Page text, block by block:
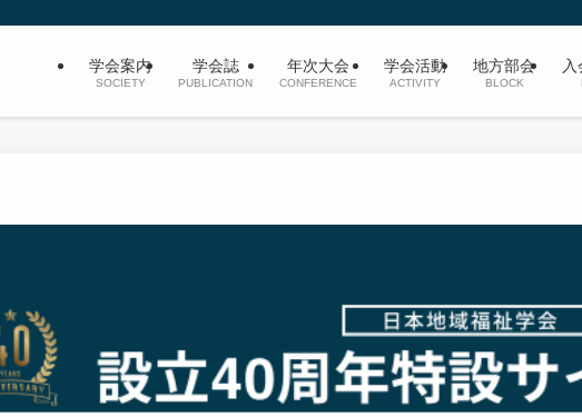
学会案内
SOCIETY
学会誌
PUBLICATION
年次大会
CONFERENCE
学会活動
ACTIVITY
地方部会
BLOCK